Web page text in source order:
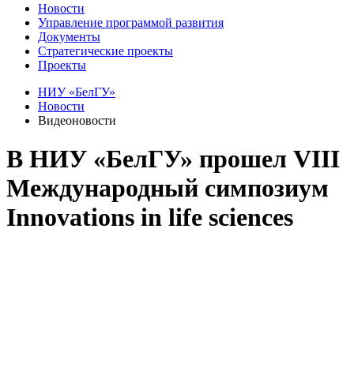
Новости
Управление программой развития
Документы
Стратегические проекты
Проекты
НИУ «БелГУ»
Новости
Видеоновости
В НИУ «БелГУ» прошел VIII
Международный симпозиум
Innovations in life sciences